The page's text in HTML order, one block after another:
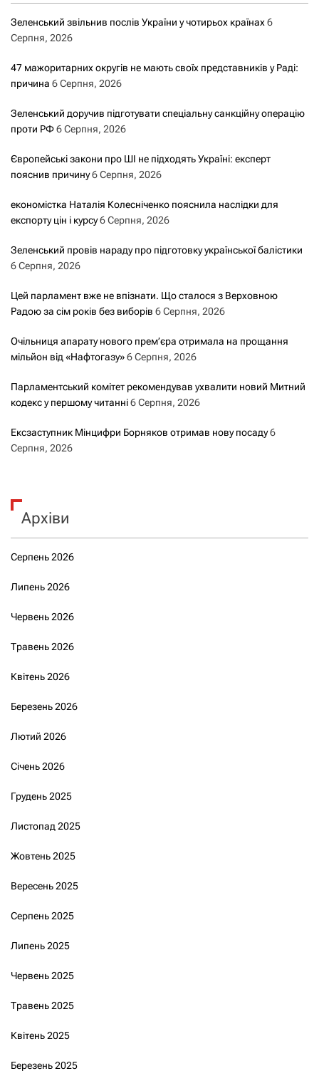
Зеленський звільнив послів України у чотирьох країнах 6
Серпня, 2026
47 мажоритарних округів не мають своїх представників у Раді:
причина 6 Серпня, 2026
Зеленський доручив підготувати спеціальну санкційну операцію
проти РФ6 Серпня, 2026
Європейські закони про ШІ не підходять Україні: експерт
пояснив причину6 Серпня, 2026
економістка Наталія Колесніченко пояснила наслідки для
експорту цін і курсу6 Серпня, 2026
Зеленський провів нараду про підготовку української балістики
6 Серпня, 2026
Цей парламент вже не впізнати. Що сталося з Верховною
Радою за сім років без виборів 6 Серпня, 2026
Очільниця апарату нового прем’єра отримала на прощання
мільйон від «Нафтогазу»6 Серпня, 2026
Парламентський комітет рекомендував ухвалити новий Митний
кодекс у першому читанні6 Серпня, 2026
Ексзаступник Мінцифри Борняков отримав нову посаду6
Серпня, 2026
Архіви
Серпень 2026
Липень 2026
Червень 2026
Травень 2026
Квітень 2026
Березень 2026
Лютий 2026
Січень 2026
Грудень 2025
Листопад 2025
Жовтень 2025
Вересень 2025
Серпень 2025
Липень 2025
Червень 2025
Травень 2025
Квітень 2025
Березень 2025